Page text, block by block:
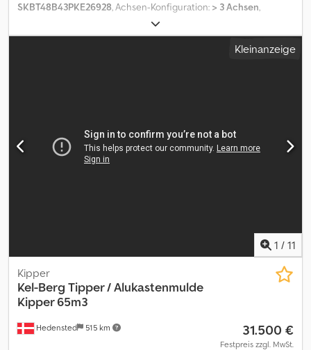
SKBT48B43PKE26928, Achsen-Konfiguration: > 3 Achsen,
, Laderaumbreite:
Laderaumhöhe:1.500 mm, Baujahr:2023, = Weitere Optionen und
Zubehör = - Luftfederung hinten - Luftfederung vorn = Weitere
10% Bereifung vorne: 385/65 R 22.5 Bereifung hinten: 385/65 R
22.5 Letzte Inspektion: 2026-06-05 Weitere Informationen
Wenden Sie sich an Lastas Sales, um weitere Informationen zu
Kleinanzeige
1 / 11
Hedensted 515 km
Kipper
Kel-Berg Tipper / Alukastenmulde
Kipper 65m3
31.500 €
Festpreis zzgl. MwSt.